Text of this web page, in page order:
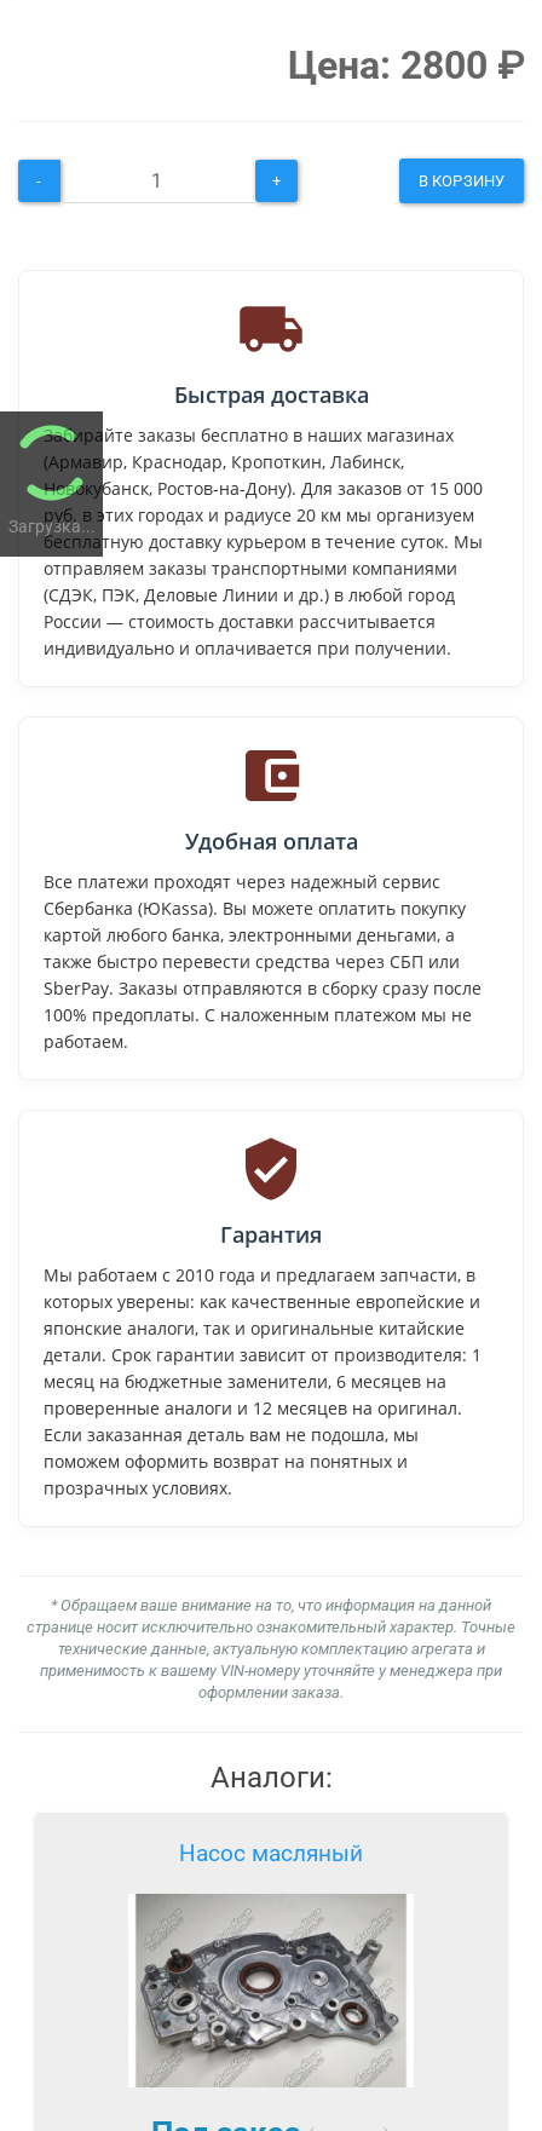
Загрузка...
Цена: 2800 ₽
- + В КОРЗИНУ
Быстрая доставка
Забирайте заказы бесплатно в наших магазинах
(Армавир, Краснодар, Кропоткин, Лабинск,
Новокубанск, Ростов-на-Дону). Для заказов от 15 000
руб. в этих городах и радиусе 20 км мы организуем
бесплатную доставку курьером в течение суток. Мы
отправляем заказы транспортными компаниями
(СДЭК, ПЭК, Деловые Линии и др.) в любой город
России — стоимость доставки рассчитывается
индивидуально и оплачивается при получении.
Удобная оплата
Все платежи проходят через надежный сервис
Сбербанка (ЮKassa). Вы можете оплатить покупку
картой любого банка, электронными деньгами, а
также быстро перевести средства через СБП или
SberPay. Заказы отправляются в сборку сразу после
100% предоплаты. С наложенным платежом мы не
работаем.
Гарантия
Мы работаем с 2010 года и предлагаем запчасти, в
которых уверены: как качественные европейские и
японские аналоги, так и оригинальные китайские
детали. Срок гарантии зависит от производителя: 1
месяц на бюджетные заменители, 6 месяцев на
проверенные аналоги и 12 месяцев на оригинал.
Если заказанная деталь вам не подошла, мы
поможем оформить возврат на понятных и
прозрачных условиях.
* Обращаем ваше внимание на то, что информация на данной
странице носит исключительно ознакомительный характер. Точные
технические данные, актуальную комплектацию агрегата и
применимость к вашему VIN-номеру уточняйте у менеджера при
оформлении заказа.
Аналоги:
Насос масляный